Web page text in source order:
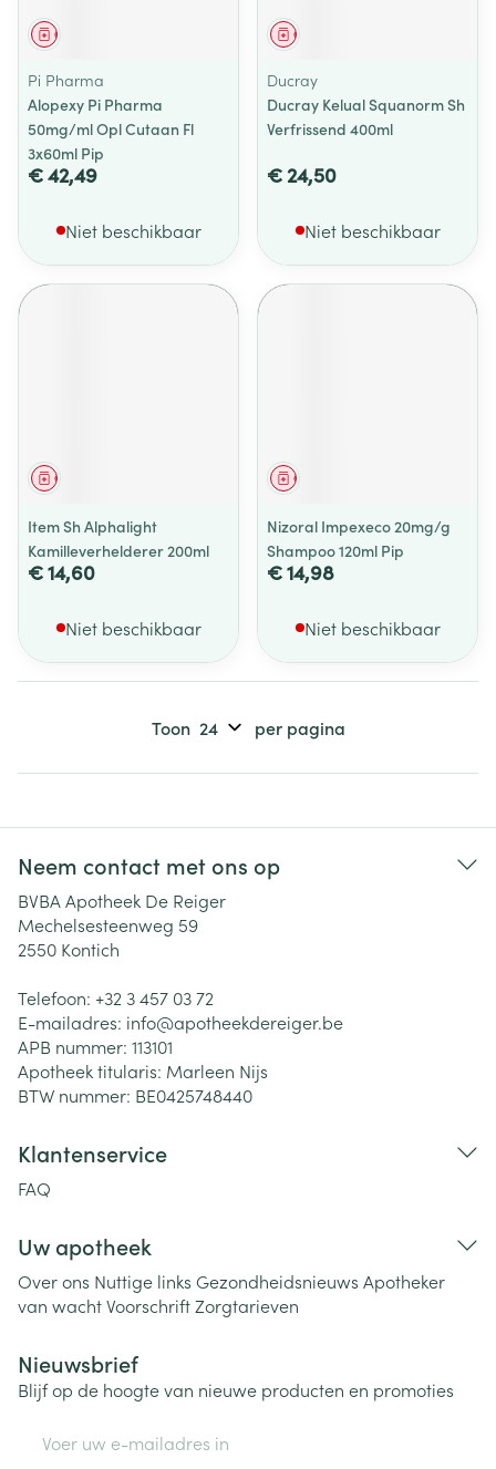
Geneesmiddel
Pi Pharma
Alopexy Pi Pharma
50mg/ml Opl Cutaan Fl
3x60ml Pip
€ 42,49
Niet beschikbaar
Geneesmiddel
Ducray
Ducray Kelual Squanorm Sh
Verfrissend 400ml
€ 24,50
Niet beschikbaar
Geneesmiddel
Item Sh Alphalight
Kamilleverhelderer 200ml
€ 14,60
Niet beschikbaar
Geneesmiddel
Nizoral Impexeco 20mg/g
Shampoo 120ml Pip
€ 14,98
Niet beschikbaar
Toon per pagina
Neem contact met ons op
BVBA Apotheek De Reiger
Mechelsesteenweg 59
2550 Kontich
Telefoon: +32 3 457 03 72
E-mailadres: info@apotheekdereiger.be
APB nummer: 113101
Apotheek titularis: Marleen Nijs
BTW nummer: BE0425748440
Klantenservice
FAQ
Uw apotheek
Over ons Nuttige links Gezondheidsnieuws Apotheker
van wachtVoorschriftZorgtarieven
Nieuwsbrief
Blijf op de hoogte van nieuwe producten en promoties